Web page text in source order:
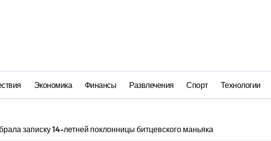
и маркетплейсы «умывают руки» после ударов по складам Wildberries?
с военной продукцией: предприятия обратились в СК
Экономика Финансы Развлечения Спорт Технологии
записку 14-летней поклонницы битцевского маньяка